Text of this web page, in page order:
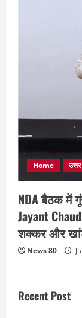
Home
NDA बैठक में
Jayant
शक्कर और
News 80
Recent Post